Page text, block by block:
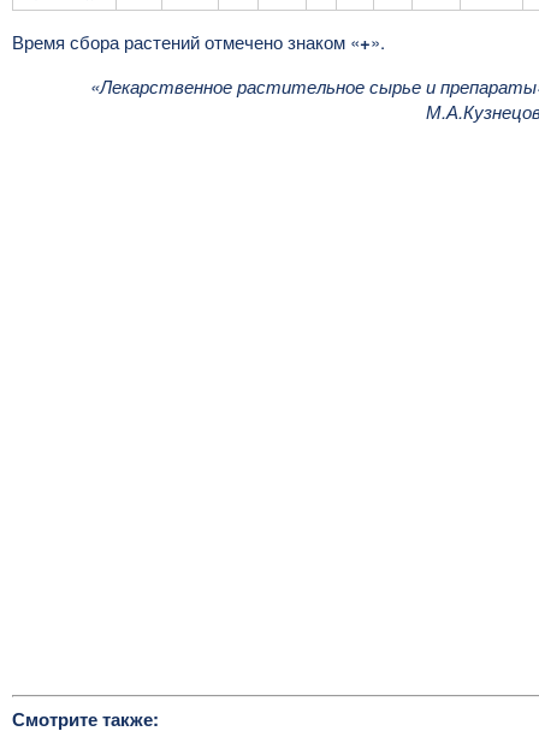
Время сбора растений отмечено знаком «+».
«Лекарственное растительное сырье и
Смотрите также: